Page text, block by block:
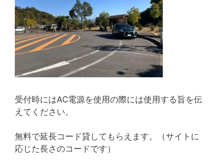
受付時にはAC電源を使用の際には使用する旨を伝
えてください。
無料で延長コード貸してもらえます。（サイトに
応じた長さのコードです）